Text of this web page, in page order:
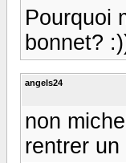
Pourquoi
bonnet?
angels24
non
rentrer